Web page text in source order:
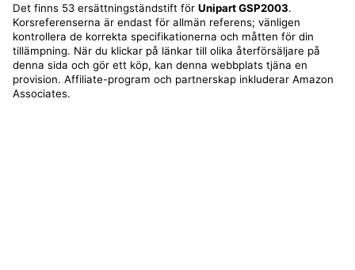
Det finns 53 ersättningständstift för Unipart GSP2003.
Korsreferenserna är endast för allmän referens; vänligen
kontrollera de korrekta specifikationerna och måtten för din
tillämpning. När du klickar på länkar till olika återförsäljare på
denna sida och gör ett köp, kan denna webbplats tjäna en
provision. Affiliate-program och partnerskap inkluderar Amazon
Associates.